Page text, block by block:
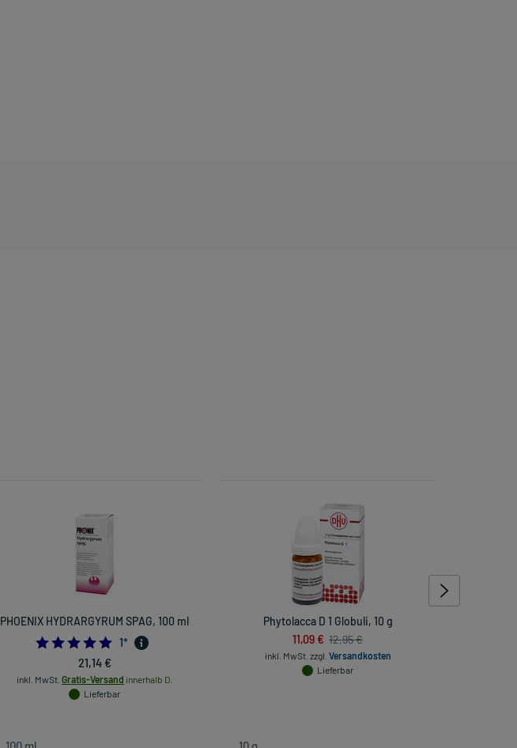
PHOENIX HYDRARGYRUM SPAG, 100 ml
5.0
1*
21,14 €
inkl. MwSt. Gratis-Versand innerhalb D.
Lieferbar
Phytolacca D 1 Globuli, 10 g
11,09 € 12,95 €
inkl. MwSt. zzgl. Versandkosten
Lieferbar